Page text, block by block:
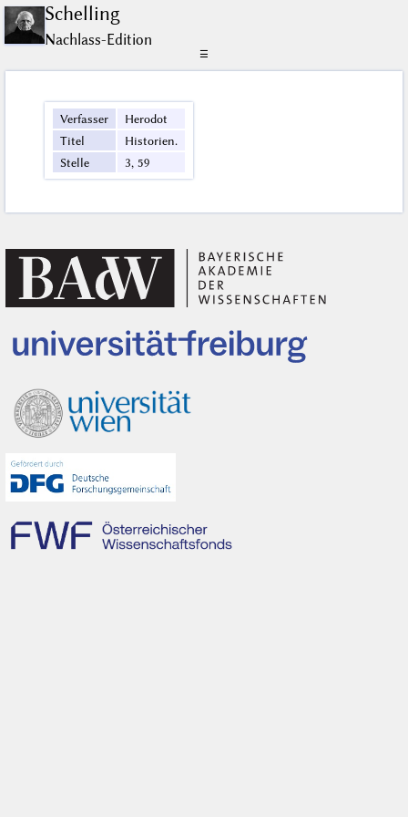
Schelling
Nachlass-Edition
☰
Verfasser
Herodot
Titel
Historien.
Stelle
3, 59